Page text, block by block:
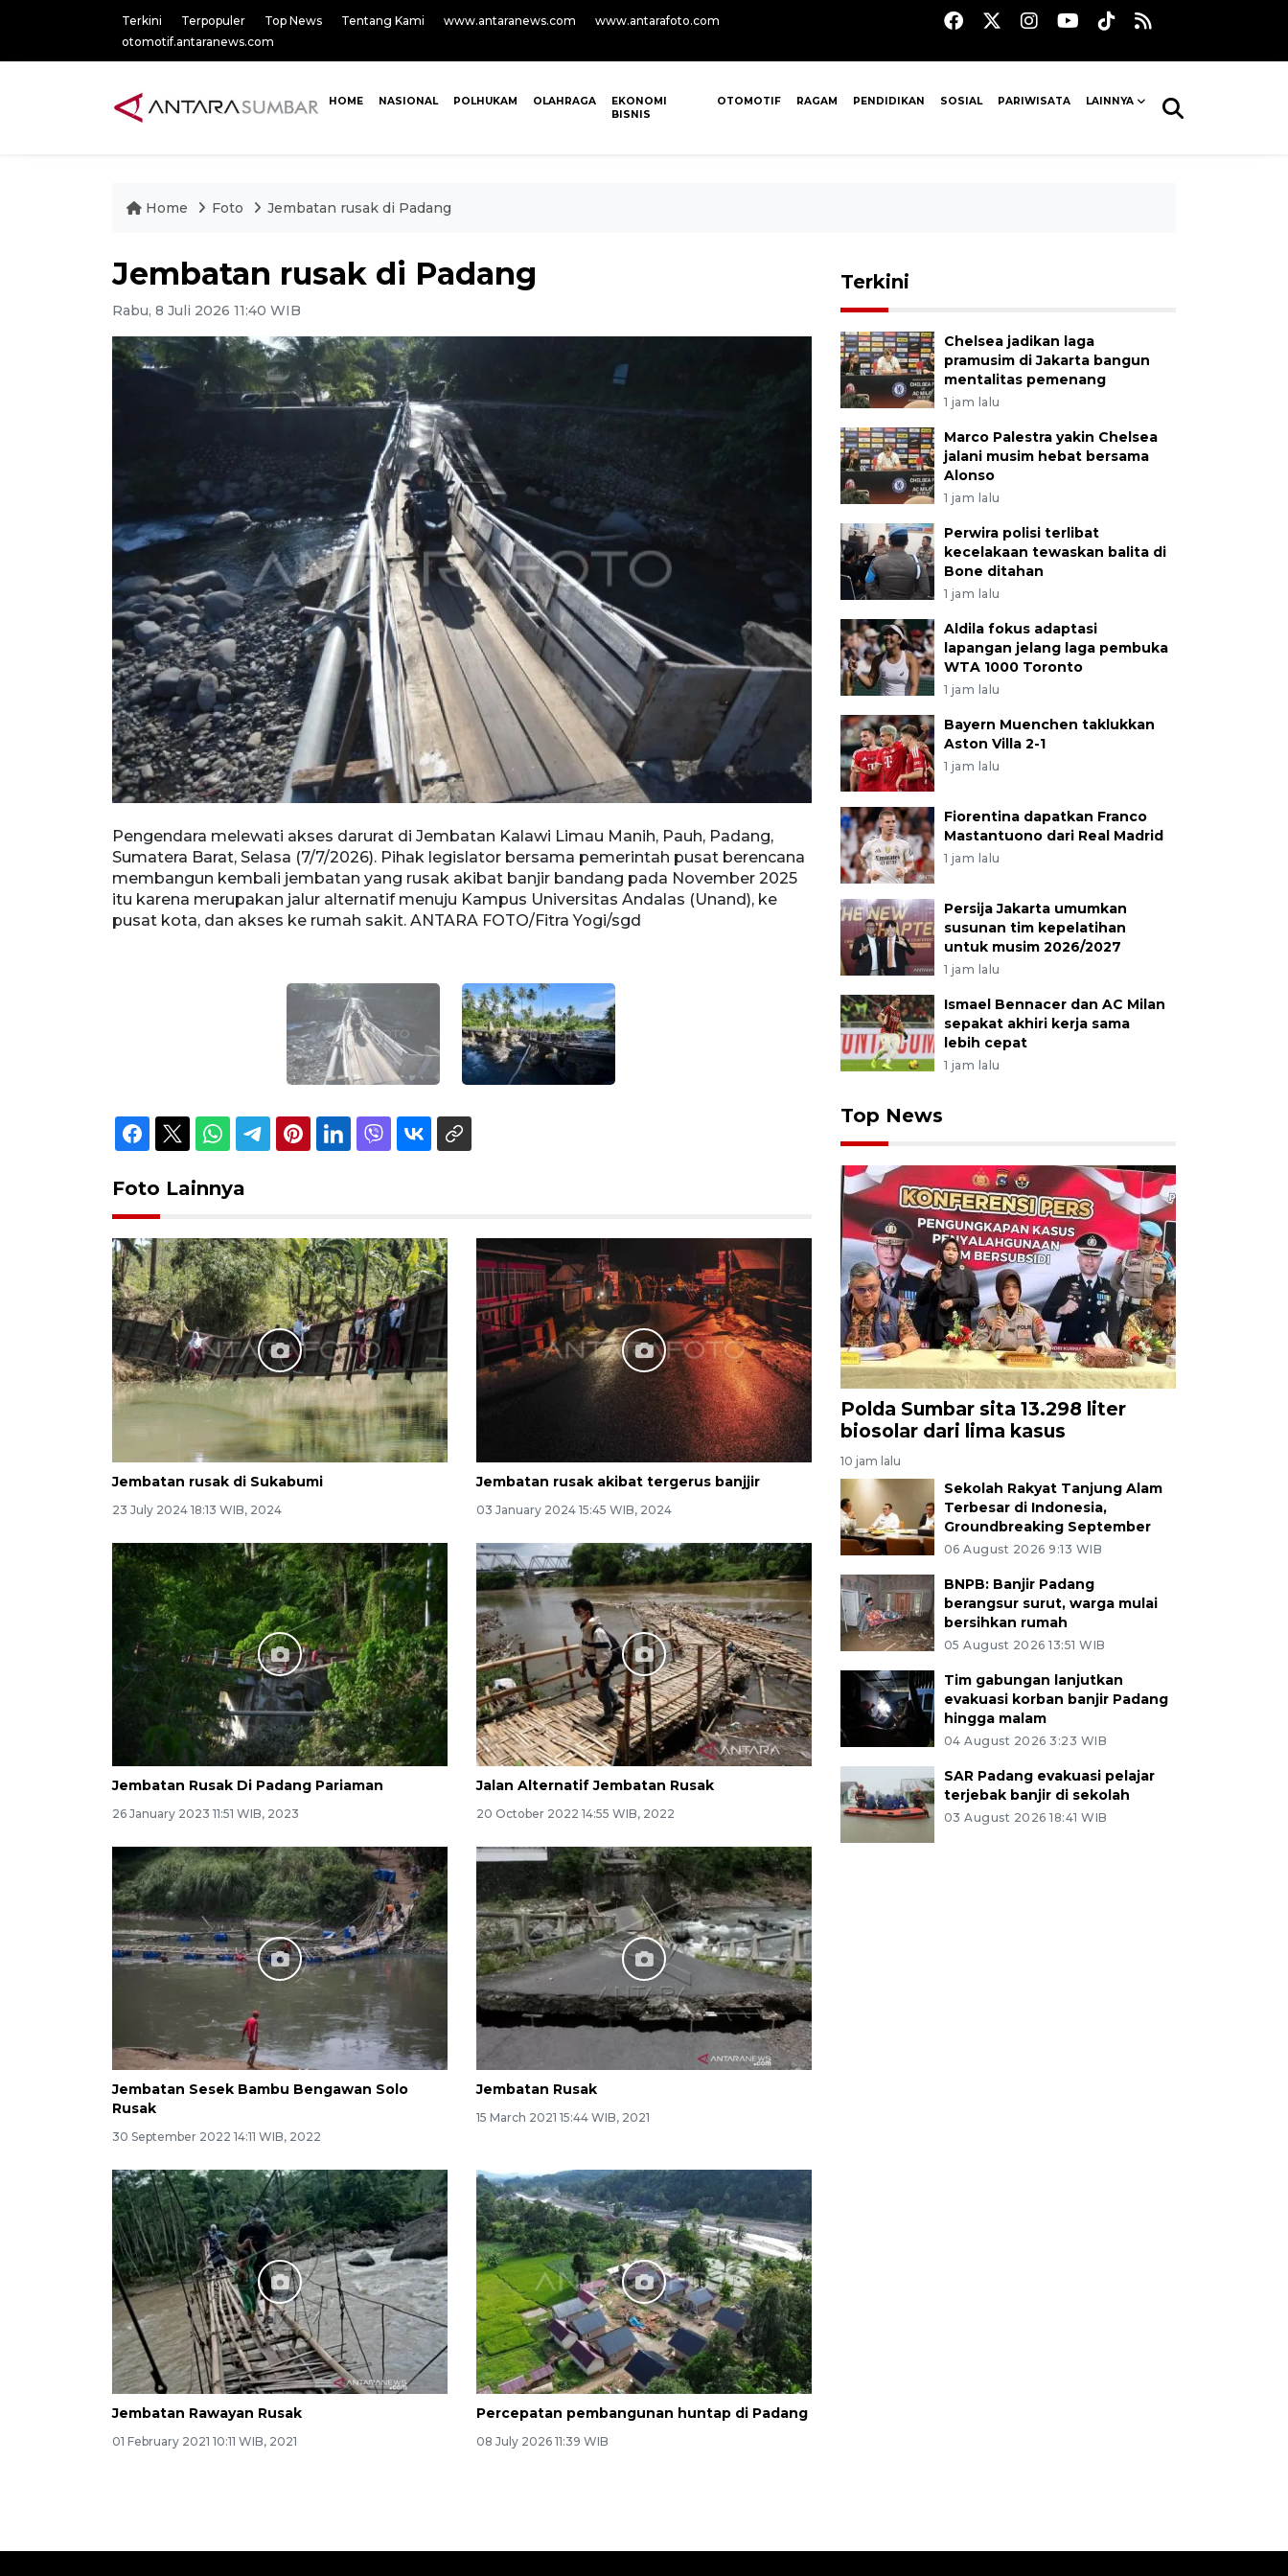
Terkini Terpopuler Top News Tentang Kami www.antaranews.com
www.antarafoto.com
otomotif.antaranews.com
HOME NASIONAL POLHUKAM OLAHRAGA
EKONOMI
BISNIS
OTOMOTIF RAGAM PENDIDIKAN SOSIAL PARIWISATA LAINNYA
Home Foto Jembatan rusak di Padang
Jembatan rusak di Padang
Rabu, 8 Juli 2026 11:40 WIB
Pengendara melewati akses darurat di Jembatan Kalawi Limau Manih, Pauh, Padang,
Sumatera Barat, Selasa (7/7/2026). Pihak legislator bersama pemerintah pusat berencana
membangun kembali jembatan yang rusak akibat banjir bandang pada November 2025
itu karena merupakan jalur alternatif menuju Kampus Universitas Andalas (Unand), ke
pusat kota, dan akses ke rumah sakit. ANTARA FOTO/Fitra Yogi/sgd
Pengendara melewati akses darurat di Jembatan Kalawi
Sumatera Barat, Selasa (7/7/2026). Pihak legislator
membangun kembali jembatan yang rusak akibat banjir
itu karena merupakan jalur alternatif menuju Kampus
pusat kota, dan akses ke rumah sakit. ANTARA FOTO/Fitra
Foto Lainnya
Jembatan rusak di Sukabumi
23 July 2024 18:13 WIB, 2024
Jembatan rusak akibat tergerus banjjir
03 January 2024 15:45 WIB, 2024
Jembatan Rusak Di Padang Pariaman
26 January 2023 11:51 WIB, 2023
Jalan Alternatif Jembatan Rusak
20 October 2022 14:55 WIB, 2022
Jembatan Sesek Bambu Bengawan Solo
Rusak
30 September 2022 14:11 WIB, 2022
Jembatan Rusak
15 March 2021 15:44 WIB, 2021
Jembatan Rawayan Rusak
01 February 2021 10:11 WIB, 2021
Percepatan pembangunan huntap di Padang
08 July 2026 11:39 WIB
Terkini
Chelsea jadikan laga
pramusim di Jakarta bangun
mentalitas pemenang
1 jam lalu
Marco Palestra yakin Chelsea
jalani musim hebat bersama
Alonso
1 jam lalu
Perwira polisi terlibat
kecelakaan tewaskan balita di
Bone ditahan
1 jam lalu
Aldila fokus adaptasi
lapangan jelang laga pembuka
WTA 1000 Toronto
1 jam lalu
Bayern Muenchen taklukkan
Aston Villa 2-1
1 jam lalu
Fiorentina dapatkan Franco
Mastantuono dari Real Madrid
1 jam lalu
Persija Jakarta umumkan
susunan tim kepelatihan
untuk musim 2026/2027
1 jam lalu
Ismael Bennacer dan AC Milan
sepakat akhiri kerja sama
lebih cepat
1 jam lalu
Top News
Polda Sumbar sita 13.298 liter
biosolar dari lima kasus
10 jam lalu
Sekolah Rakyat Tanjung Alam
Terbesar di Indonesia,
Groundbreaking September
06 August 2026 9:13 WIB
BNPB: Banjir Padang
berangsur surut, warga mulai
bersihkan rumah
05 August 2026 13:51 WIB
Tim gabungan lanjutkan
evakuasi korban banjir Padang
hingga malam
04 August 2026 3:23 WIB
SAR Padang evakuasi pelajar
terjebak banjir di sekolah
03 August 2026 18:41 WIB